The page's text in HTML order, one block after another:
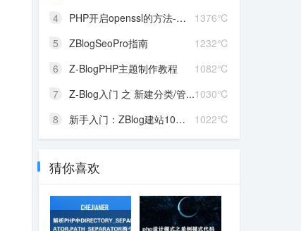
1376℃
4
PHP开启openssl的方法-解决...
1232℃
5
ZBlogSeoPro指南
1082℃
6
Z-BlogPHP主题制作教程
1030℃
7
Z-Blog入门 之 新建分类/管...
1022℃
8 新手入门：ZBlog建站10个常...
猜你喜欢